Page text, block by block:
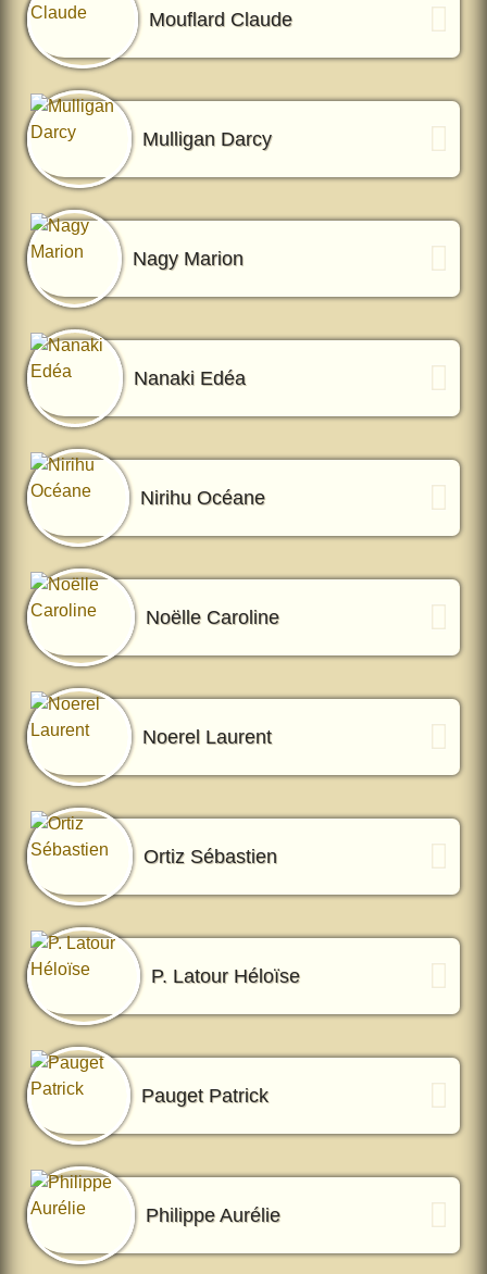
Mouflard Claude
Mulligan Darcy
Nagy Marion
Nanaki Edéa
Nirihu Océane
Noëlle Caroline
Noerel Laurent
Ortiz Sébastien
P. Latour Héloïse
Pauget Patrick
Philippe Aurélie